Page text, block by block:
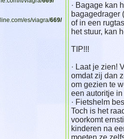
es/viagra/669/
· Bagage kan
bagagedrager
of in een
het stuur, kan
TIP!!!
· Laat je zien!
omdat zij dan
om gezien te
een autoritje
· Fietshelm
Toch is het
voorkomt
kinderen na